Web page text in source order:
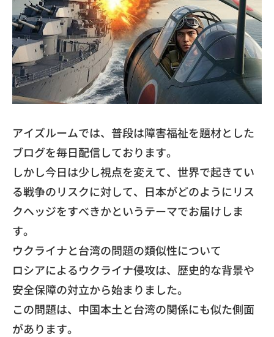
アイズルームでは、 普段は障害福祉を題材とした
ブログを毎日配信しております。
しかし今日は少し視点を変えて、 世界で起きてい
る戦争のリスクに対して、 日本がどのようにリス
クヘッジをすべきかというテーマでお届けしま
す。
​ウクライナと台湾の問題の類似性について
ロシアによるウクライナ侵攻は、 歴史的な背景や
安全保障の対立から始まりました。
この問題は、中国本土と台湾の関係にも似た側面
があります。